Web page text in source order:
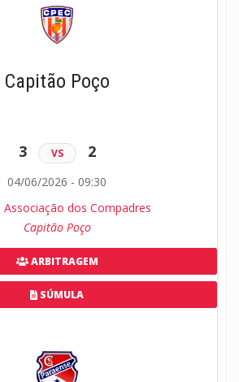
Capitão Poço
3 VS 2
04/06/2026 - 09:30
Associação dos Compadres
Capitão Poço
ARBITRAGEM
SÚMULA